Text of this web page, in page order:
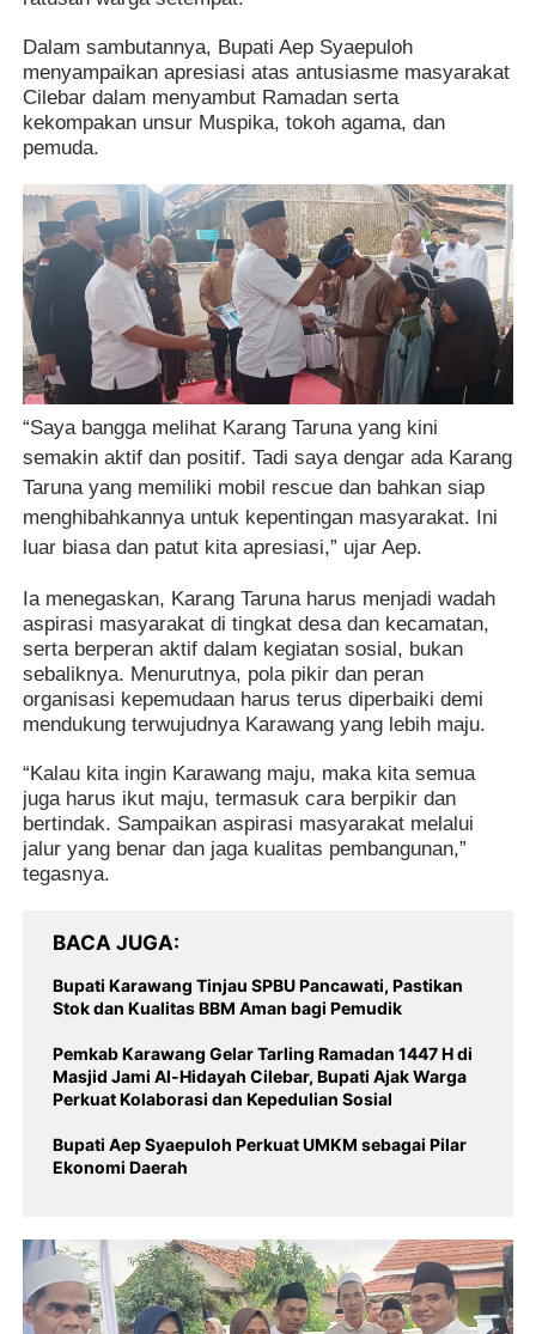
Dalam sambutannya, Bupati Aep Syaepuloh
menyampaikan apresiasi atas antusiasme masyarakat
Cilebar dalam menyambut Ramadan serta
kekompakan unsur Muspika, tokoh agama, dan
pemuda.
“Saya bangga melihat Karang Taruna yang kini
semakin aktif dan positif. Tadi saya dengar ada Karang
Taruna yang memiliki mobil rescue dan bahkan siap
menghibahkannya untuk kepentingan masyarakat. Ini
luar biasa dan patut kita apresiasi,” ujar Aep.
Ia menegaskan, Karang Taruna harus menjadi wadah
aspirasi masyarakat di tingkat desa dan kecamatan,
serta berperan aktif dalam kegiatan sosial, bukan
sebaliknya. Menurutnya, pola pikir dan peran
organisasi kepemudaan harus terus diperbaiki demi
mendukung terwujudnya Karawang yang lebih maju.
“Kalau kita ingin Karawang maju, maka kita semua
juga harus ikut maju, termasuk cara berpikir dan
bertindak. Sampaikan aspirasi masyarakat melalui
jalur yang benar dan jaga kualitas pembangunan,”
tegasnya.
BACA JUGA
Bupati Karawang Tinjau SPBU Pancawati, Pastikan
Stok dan Kualitas BBM Aman bagi Pemudik
Pemkab Karawang Gelar Tarling Ramadan 1447 H di
Masjid Jami Al-Hidayah Cilebar, Bupati Ajak Warga
Perkuat Kolaborasi dan Kepedulian Sosial
Bupati Aep Syaepuloh Perkuat UMKM sebagai Pilar
Ekonomi Daerah